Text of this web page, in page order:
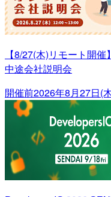
【8/27(木)リモート開
中途会社説明会
開催前2026年8月27日(